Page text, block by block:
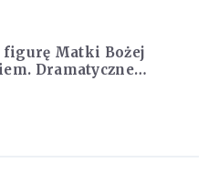
figurę Matki Bożej
Dramatyczne
w sieci